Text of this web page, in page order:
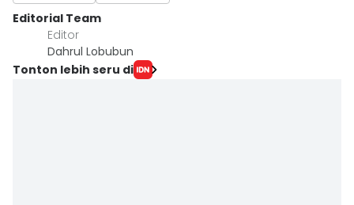
Editorial Team
Editor
Dahrul Lobubun
Tonton lebih seru di